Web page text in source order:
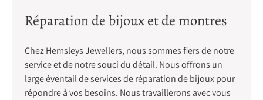
Réparation de bijoux et de montres
Chez Hemsleys Jewellers, nous sommes fiers de notre
service et de notre souci du détail. Nous offrons un
large éventail de services de réparation de bijoux pour
répondre à vos besoins. Nous travaillerons avec vous